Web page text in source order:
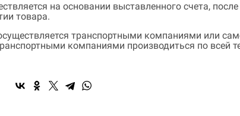
на основании выставленного счета,
товара.
транспортными компаниями или
компаниями производиться по всей